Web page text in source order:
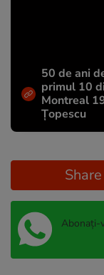
50 de ani
primul 10
Montreal
Țopescu
Share
Abonați-